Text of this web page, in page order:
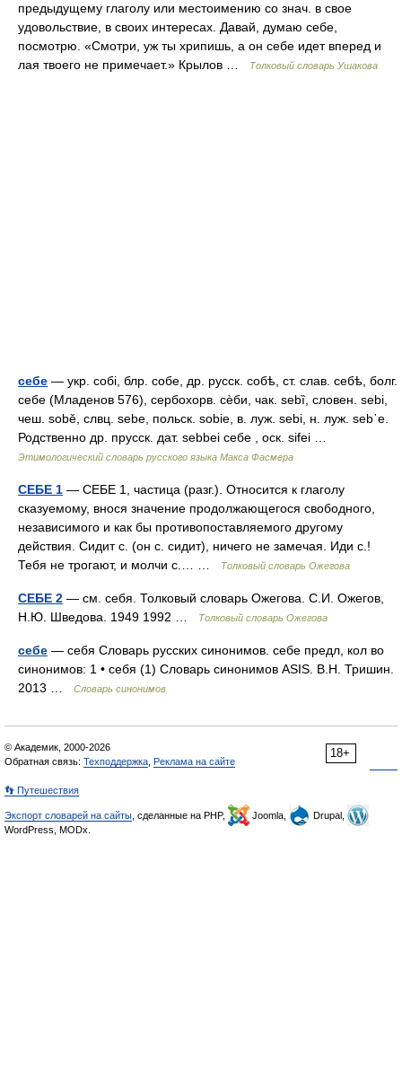
предыдущему глаголу или местоимению со знач. в свое
удовольствие, в своих интересах. Давай, думаю себе,
посмотрю. «Смотри, уж ты хрипишь, а он себе идет вперед и
лая твоего не примечает.» Крылов …
Толковый словарь Ушакова
себе — укр. собi, блр. собе, др. русск. собѣ, ст. слав. себѣ, болг.
себе (Младенов 576), сербохорв. сѐби, чак. sebȉ, словен. sebi,
чеш. sobě, слвц. sеbе, польск. sobie, в. луж. sebi, н. луж. sеb᾽е.
Родственно др. прусск. дат. sebbei себе , оск. sifei …
Этимологический словарь русского языка Макса Фасмера
СЕБЕ 1 — СЕБЕ 1, частица (разг.). Относится к глаголу
сказуемому, внося значение продолжающегося свободного,
независимого и как бы противопоставляемого другому
действия. Сидит с. (он с. сидит), ничего не замечая. Иди с.!
Тебя не трогают, и молчи с.… …
Толковый словарь Ожегова
СЕБЕ 2 — см. себя. Толковый словарь Ожегова. С.И. Ожегов,
Н.Ю. Шведова. 1949 1992 …
Толковый словарь Ожегова
себе — себя Словарь русских синонимов. себе предл, кол во
синонимов: 1 • себя (1) Словарь синонимов ASIS. В.Н. Тришин.
2013 …
Словарь синонимов
18+
© Академик, 2000-2026
Обратная связь: Техподдержка Реклама на сайте
👣 Путешествия
Экспорт словарей на сайты , сделанные на PHP, Joomla,
Drupal,
WordPress, MODx.